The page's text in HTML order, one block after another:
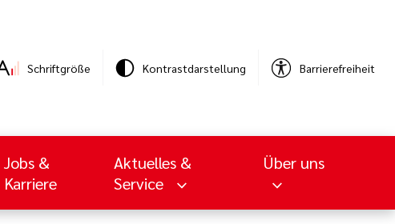
Schriftgröße Kontrastdarstellung Barrierefreiheit
Jobs &
Karriere
Aktuelles &
Service
Über uns